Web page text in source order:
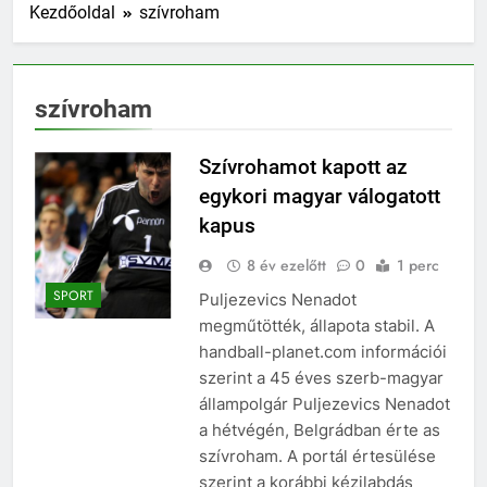
Kezdőoldal szívroham
szívroham
SPORT
Szívrohamot kapott az
egykori magyar válogatott
kapus
8 év ezelőtt 0 1 perc
Puljezevics Nenadot
megműtötték, állapota stabil. A
handball-planet.com információi
szerint a 45 éves szerb-magyar
állampolgár Puljezevics Nenadot
a hétvégén, Belgrádban érte as
szívroham. A portál értesülése
szerint a korábbi kézilabdás